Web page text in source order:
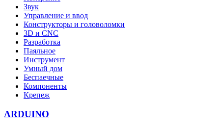
Звук
Управление и ввод
Конструкторы и головоломки
3D и CNC
Разработка
Паяльное
Инструмент
Умный дом
Беспаечные
Компоненты
Крепеж
ARDUINO